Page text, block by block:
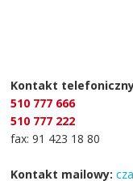
Kontakt
510 777 666
510 777 222
fax: 91 423 18 80
Kontakt mailowy: